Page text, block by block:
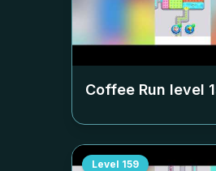
Coffee Run level
Level 159